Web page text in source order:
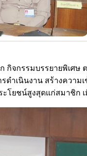
จกรรมบรรยายพิเศ
ำเนินงาน สร้างควา
โยชน์สูงสุดแก่สมาชิก